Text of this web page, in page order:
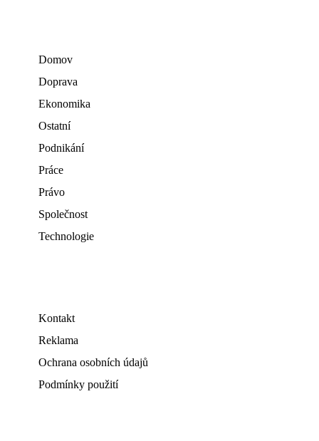
Domov
Doprava
Ekonomika
Ostatní
Podnikání
Práce
Právo
Společnost
Technologie
Kontakt
Reklama
Ochrana osobních údajů
Podmínky použití